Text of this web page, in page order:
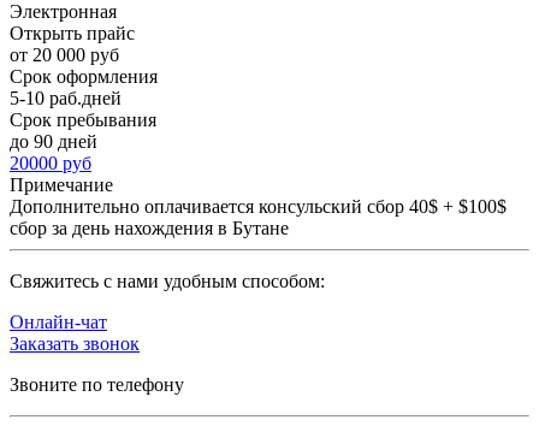
Электронная
Открыть прайс
от 20 000 руб
Срок оформления
5-10 раб.дней
Срок пребывания
до 90 дней
20000 руб
Примечание
Дополнительно оплачивается консульский сбор 40$ + $100$
сбор за день нахождения в Бутане
Cвяжитесь с нами удобным способом:
Онлайн-чат
Заказать звонок
Звоните по телефону